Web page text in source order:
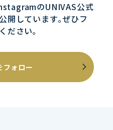
のUNIVAS公式
開しています｡ぜひフ
ださい｡
フォロー